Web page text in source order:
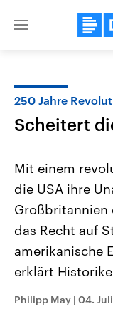
Close
Landtagswahl
Alle Informationen
September 2026
Landtag. Seit 2021
250 Jahre
Scheitert
Mit einem
die USA ihre
Großbritannien
das Recht auf
amerikanische
erklärt
Philipp May | 04.